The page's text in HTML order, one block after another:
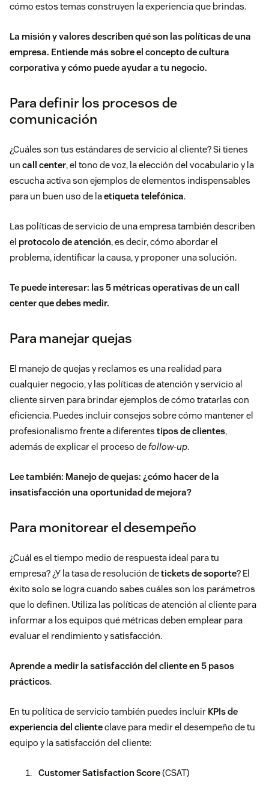
cómo estos temas construyen la experiencia que brindas.
La misión y valores describen qué son las políticas de una
empresa. Entiende más sobre el concepto decultura
corporativa y cómo puede ayudar a tu negocio.
Para definir los procesos de
comunicación
¿Cuáles son tus estándares de servicio al cliente?Si tienes
un call center, el tono de voz, la elección del vocabulario y la
escucha activa son ejemplos de elementos indispensables
para un buen uso de laetiqueta telefónica.
Las políticas de servicio de una empresa también describen
el protocolo de atención, es decir, cómo abordar el
problema, identificar la causa, y proponer una solución.
Te puede interesar: las 5 métricas operativas de un call
center que debes medir.
Para manejar quejas
El manejo de quejas y reclamos es una realidad para
cualquier negocio, y las políticas de atención y servicio al
cliente sirven para brindar ejemplos de cómo tratarlas con
eficiencia. Puedes incluir consejos sobre cómo mantener el
profesionalismo frente a diferentes tipos de clientes,
además de explicar el proceso defollow-up.
Lee también: Manejo de quejas: ¿cómo hacer de la
insatisfacción una oportunidad de mejora?
Para monitorear el desempeño
¿Cuál es el tiempo medio de respuesta ideal para tu
empresa? ¿Y la tasa de resolución detickets de soporte? El
éxito solo se logra cuando sabes cuáles son los parámetros
que lo definen. Utiliza las políticas de atención al cliente para
informar a los equipos qué métricas deben emplear para
evaluar el rendimiento ysatisfacción.
Aprende a medir la satisfacción del cliente en 5 pasos
prácticos.
En tu política de servicio también puedes incluir KPIs de
experiencia del clienteclave para medir el desempeño de tu
equipo y la satisfacción del cliente:
Customer Satisfaction Score(CSAT)